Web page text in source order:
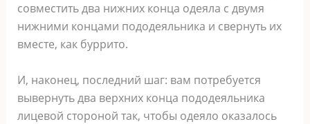
совместить два нижних конца одеяла с двумя
нижними концами пододеяльника и свернуть их
вместе, как буррито.
И, наконец, последний шаг: вам потребуется
вывернуть два верхних конца пододеяльника
лицевой стороной так, чтобы одеяло оказалось